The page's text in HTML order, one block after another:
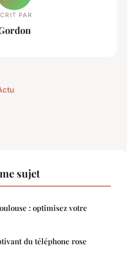
PAR
sujet
: optimisez votre
du téléphone rose